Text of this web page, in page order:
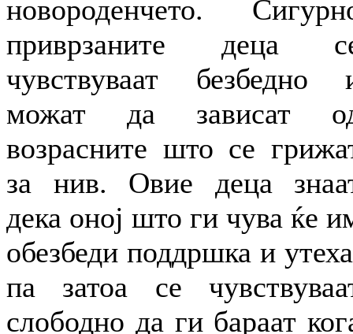
новороденчето.
приврзаните деца
чувствуваат безбедно
можат да зависат
возрасните што се
за нив. Овие деца
дека оној што ги чува ќе
обезбеди поддршка и
па затоа се
слободно да ги бараат